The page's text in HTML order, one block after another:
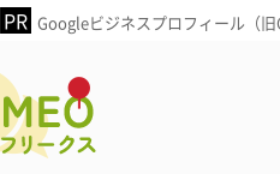
Googleビジネスプロフィール（